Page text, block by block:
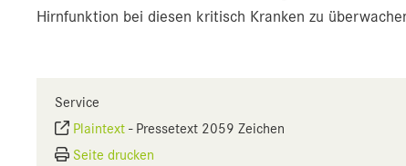
Hirnfunktion bei diesen kritisch Kranken zu
Service
Plaintext - Pressetext 2059 Zeichen
Seite drucken